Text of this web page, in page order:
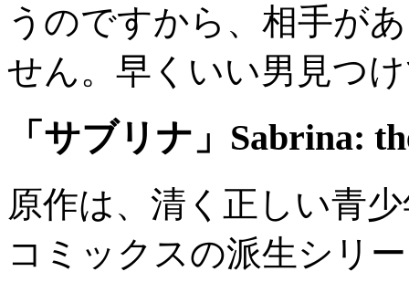
うのですから、相手が
せん。早くいい男見つ
「サブリナ」Sabrina:
原作は、清く正しい青
コミックスの派生シリ